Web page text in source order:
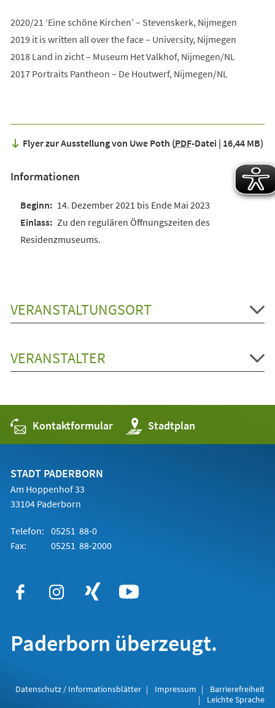
2020/21 ‘Eine schöne Kirchen’ – Stevenskerk, Nijmegen
2019 it is written all over the face – University, Nijmegen
2018 Land in zicht – Museum Het Valkhof, Nijmegen/NL
2017 Portraits Pantheon – De Houtwerf, Nijmegen/NL
Flyer zur Ausstellung von Uwe Poth PDF-Datei 16,44 MB
Informationen
14. Dezember 2021 bis Ende Mai 2023
Zu den regulären Öffnungszeiten des
Residenzmuseums.
VERANSTALTUNGSORT
VERANSTALTER
Kontaktformular Stadtplan
(Öffnet
in
einem
STADT PADERBORN
Am Hoppenhof 33
33104 Paderborn
Telefon: 05251 88-0
Fax:
05251 88-2000
Paderborn überzeugt.
Datenschutz / Informationsblätter Impressum
Barrierefreiheit
Leichte Sprache